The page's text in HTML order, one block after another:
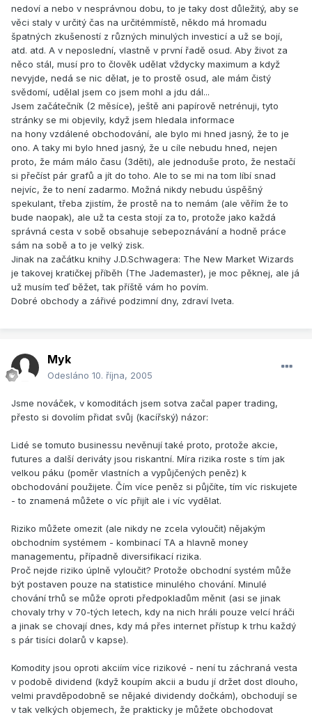
nedoví a nebo v nesprávnou dobu, to je taky dost důležitý, aby se
věci staly v určitý čas na určitémmístě, někdo má hromadu
špatných zkušeností z různých minulých investicí a už se bojí,
atd. atd. A v neposlední, vlastně v první řadě osud. Aby život za
něco stál, musí pro to člověk udělat vždycky maximum a když
nevyjde, nedá se nic dělat, je to prostě osud, ale mám čistý
svědomí, udělal jsem co jsem mohl a jdu dál...
Jsem začátečník (2 měsíce), ještě ani papírově netrénuji, tyto
stránky se mi objevily, když jsem hledala informace
na hony vzdálené obchodování, ale bylo mi hned jasný, že to je
ono. A taky mi bylo hned jasný, že u cíle nebudu hned, nejen
proto, že mám málo času (3děti), ale jednoduše proto, že nestačí
si přečíst pár grafů a jít do toho. Ale to se mi na tom líbí snad
nejvíc, že to není zadarmo. Možná nikdy nebudu úspěšný
spekulant, třeba zjistím, že prostě na to nemám (ale věřím že to
bude naopak), ale už ta cesta stojí za to, protože jako každá
správná cesta v sobě obsahuje sebepoznávání a hodně práce
sám na sobě a to je velký zisk.
Jinak na začátku knihy J.D.Schwagera: The New Market Wizards
je takovej kratičkej příběh (The Jademaster), je moc pěknej, ale já
už musím teď běžet, tak příště vám ho povím.
Dobré obchody a zářivé podzimní dny, zdraví Iveta.
Myk
Odesláno 10. října, 2005
Jsme nováček, v komoditách jsem sotva začal paper trading,
přesto si dovolím přidat svůj (kacířský) názor:
Lidé se tomuto businessu nevěnují také proto, protože akcie,
futures a další deriváty jsou riskantní. Míra rizika roste s tím jak
velkou páku (poměr vlastních a vypůjčených peněz) k
obchodování použijete. Čím více peněz si půjčíte, tím víc riskujete
- to znamená můžete o víc přijít ale i víc vydělat.
Riziko můžete omezit (ale nikdy ne zcela vyloučit) nějakým
obchodním systémem - kombinací TA a hlavně money
managementu, případně diversifikací rizika.
Proč nejde riziko úplně vyloučit? Protože obchodní systém může
být postaven pouze na statistice minulého chování. Minulé
chování trhů se může oproti předpokladům měnit (asi se jinak
chovaly trhy v 70-tých letech, kdy na nich hráli pouze velcí hráči
a jinak se chovají dnes, kdy má přes internet přístup k trhu každý
s pár tisíci dolarů v kapse).
Komodity jsou oproti akciím více rizikové - není tu záchraná vesta
v podobě dividend (když koupím akcii a budu jí držet dost dlouho,
velmi pravděpodobně se nějaké dividendy dočkám), obchodují se
v tak velkých objemech, že prakticky je můžete obchodovat